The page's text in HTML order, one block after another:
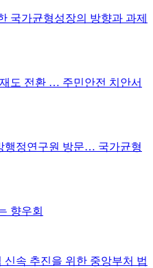
국가균형성장의 방향과 과제
도 전환 … 주민안전 치안서
행정연구원 방문… 국가균형
향우회
신속 추진을 위한 중앙부처 법